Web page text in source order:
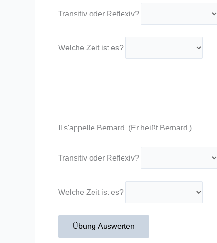
Transitiv oder Reflexiv?
Welche Zeit ist es?
Il s'appelle Bernard. (Er heißt Bernard.)
Transitiv oder Reflexiv?
Welche Zeit ist es?
Übung Auswerten